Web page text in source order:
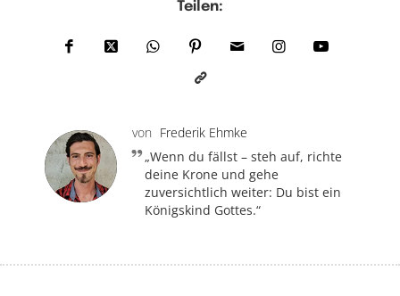
Teilen:
von Frederik Ehmke
„Wenn du fällst – steh auf, richte
deine Krone und gehe
zuversichtlich weiter: Du bist ein
Königskind Gottes.“